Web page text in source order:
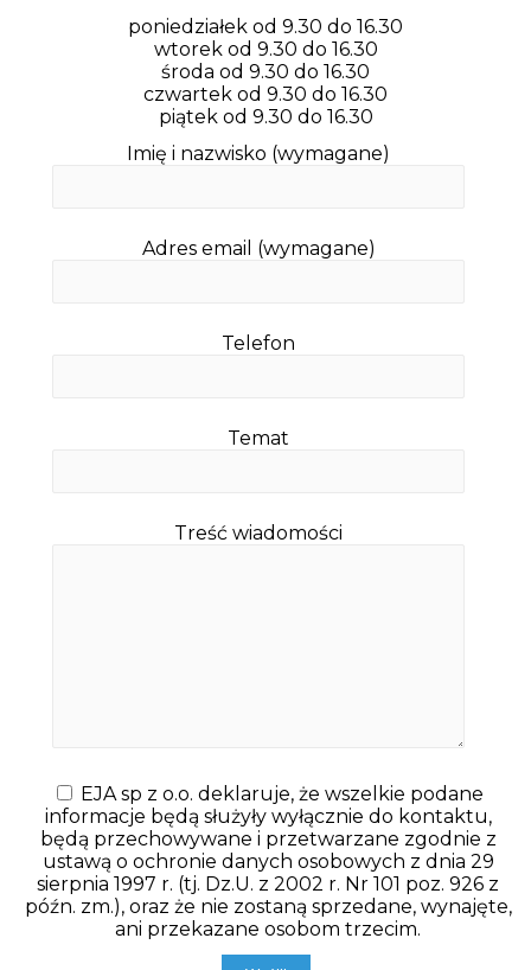
poniedziałek od 9.30 do 16.30
wtorek od 9.30 do 16.30
środa od 9.30 do 16.30
czwartek od 9.30 do 16.30
piątek od 9.30 do 16.30
Imię i nazwisko (wymagane)
Adres email (wymagane)
Telefon
Temat
Treść wiadomości
EJA sp z o.o. deklaruje, że wszelkie podane
informacje będą służyły wyłącznie do kontaktu,
będą przechowywane i przetwarzane zgodnie z
ustawą o ochronie danych osobowych z dnia 29
sierpnia 1997 r. (tj. Dz.U. z 2002 r. Nr 101 poz. 926 z
późn. zm.), oraz że nie zostaną sprzedane, wynajęte,
ani przekazane osobom trzecim.